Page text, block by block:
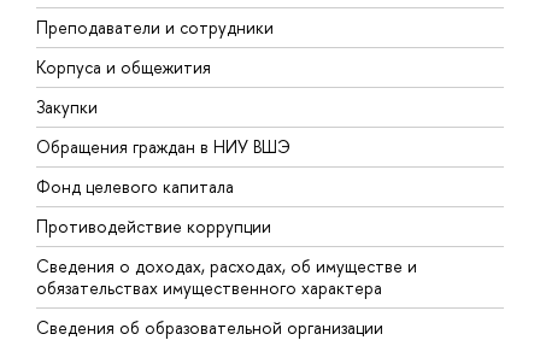
Преподаватели и сотрудники
Корпуса и общежития
Закупки
Обращения граждан в НИУ ВШЭ
Фонд целевого капитала
Противодействие коррупции
Сведения о доходах, расходах, об имуществе и
обязательствах имущественного характера
Сведения об образовательной организации